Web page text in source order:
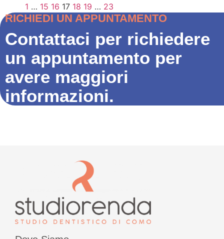
1 … 15 16 17 18 19 … 23
RICHIEDI UN APPUNTAMENTO
Contattaci per richiedere
un appuntamento per
avere maggiori
informazioni.